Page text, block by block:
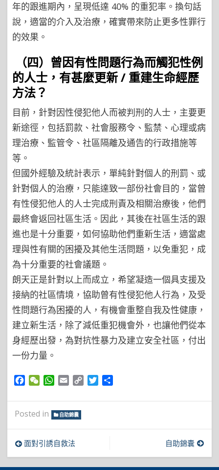
年的跟進期內，呈現低達 40% 的重犯率。換句話
說，適當的介入及治療，確實帶來防止更多性罪行
的效果。
（四）曾因有性問題行為而觸犯性例
的人士，有甚麼更新 / 重建生命經歷
方法？
目前，針對因性侵犯他人而被判刑的人士，主要更
新途徑，包括罰款、社會服務令、監禁、心理或病
理治療、監管令、社區隔離及通告的行政措施等
等。
但國外經驗及統計表示，單純針對個人的刑罰、或
針對個人的治療，只能達致一部份社會目的，當曾
有性侵犯他人的人士完成刑責及相關治療後，他們
最終會返回社區生活。因此，其後在社區生活的跟
進也是十分重要，如何協助他們重新生活，適當處
理與性有關的困擾及其他生活問題，以免重犯，成
為十分重要的社會議題。
朗天正是針對以上而成立，希望凝造一個具支援及
接納的社區情境，協助曾有性侵犯他人行為，及受
性問題行為困擾的人，有機會重整自我及性健康，
建立新生活，除了減低重犯機會外，也讓他們從本
身經歷出發，為對抗性暴力及建立安全社區，付出
一份力量。
Facebook
WeChatWhatsApp
Email Copy
Twitter
Posted in 自助錦囊
文
章
面對引誘自救法 自助錦囊